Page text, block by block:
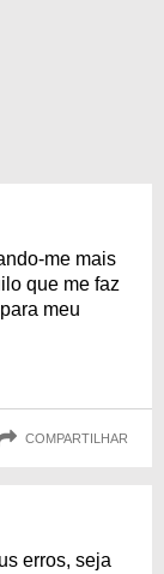
me mais
que me faz
meu
COMPARTILHAR
erros, seja